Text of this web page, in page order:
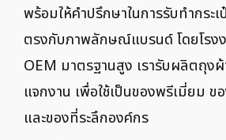
พร้อมให้คำปรึกษาในการรับทำกระ
ตรงกับภาพลักษณ์แบรนด์ โดยโรงง
OEM มาตรฐานสูง เรารับผลิตถุงผ้
แจกงาน เพื่อใช้เป็นของพรีเมี่ยม
และของที่ระลึกองค์กร